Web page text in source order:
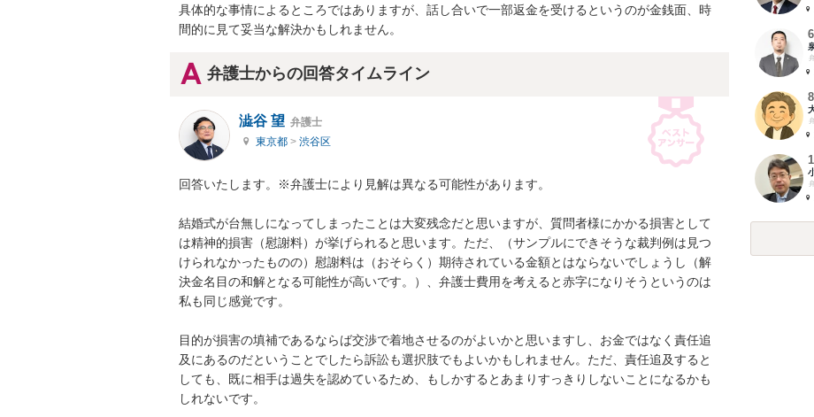
具体的な事情によるところではありますが、話し合いで一部返金を受けるというのが金銭面、時
間的に見て妥当な解決かもしれません。
弁護士からの回答タイムライン
澁谷 望 弁護士
東京都 > 渋谷区
回答いたします。※弁護士により見解は異なる可能性があります。
結婚式が台無しになってしまったことは大変残念だと思いますが、質問者様にかかる損害として
は精神的損害（慰謝料）が挙げられると思います。ただ、（サンプルにできそうな裁判例は見つ
けられなかったものの）慰謝料は（おそらく）期待されている金額とはならないでしょうし（解
決金名目の和解となる可能性が高いです。）、弁護士費用を考えると赤字になりそうというのは
私も同じ感覚です。
目的が損害の填補であるならば交渉で着地させるのがよいかと思いますし、お金ではなく責任追
及にあるのだということでしたら訴訟も選択肢でもよいかもしれません。ただ、責任追及すると
しても、既に相手は過失を認めているため、もしかするとあまりすっきりしないことになるかも
しれないです。
6
8